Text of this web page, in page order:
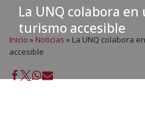
La UNQ colabora
turismo accesible
Inicio » Noticias » La UNQ colabora
accesible